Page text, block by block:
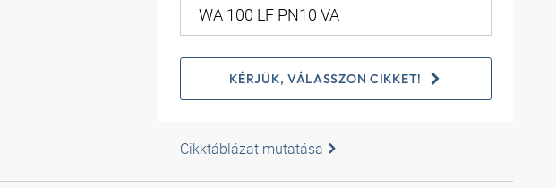
KÉRJÜK, VÁLASSZON CIKKET!
Cikktáblázat mutatása